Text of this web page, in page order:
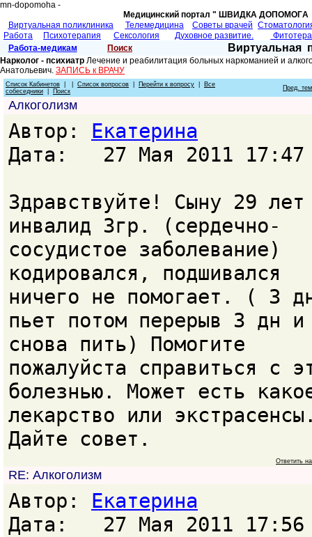
mn-dopomoha -
Медицинский портал " ШВИДКА
Виртуальная поликлиника
Телемедицина Советы врачей
Работа
Психотерапия Сексология Духовное развитие.
Работа-медикам
Поиск Виртуальная
Нарколог - психиатр Лечение и реабилитация больных наркоманией и
Анатольевич. ЗАПИСЬ к ВРАЧУ
Список Кабинетов Список вопросов Перейти к вопросу
Все
собеседники
Поиск Пред.
Алкоголизм
Автор: Екатерина
Дата: 27 Мая 2011 17:47
Здравствуйте! Сыну 29 лет
инвалид 3гр. (сердечно-
сосудистое заболевание)
кодировался, подшивался
ничего не помогает. ( 3
пьет потом перерыв 3 дн и
снова пить) Помогите
пожалуйста справиться с
болезнью. Может есть
лекарство или
Дайте совет.
Ответить
RE: Алкоголизм
Автор: Екатерина
Дата: 27 Мая 2011 17:56